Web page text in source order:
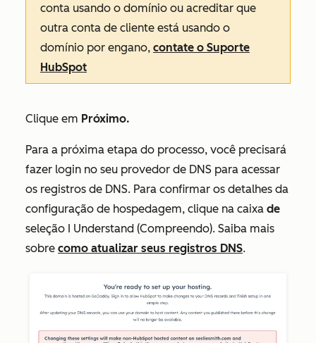
conta usando o domínio ou acreditar que
outra conta de cliente está usando o
domínio por engano, contate o Suporte
HubSpot
Clique em Próximo.
Para a próxima etapa do processo, você precisará
fazer login no seu provedor de DNS para acessar
os registros de DNS. Para confirmar os detalhes da
configuração de hospedagem, clique na caixa de
seleção I Understand (Compreendo). Saiba mais
sobre como atualizar seus registros DNS.